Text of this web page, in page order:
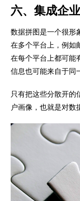
六、集成企
数据拼图是一个很形
在多个平台上，例如
在每个平台上都可能
信息也可能来自于同
只有把这些分散开的
户画像，也就是对数